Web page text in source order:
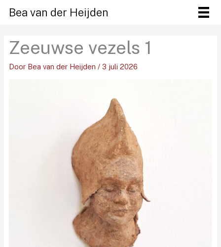
naar
inhoud
Bea van der Heijden
Zeeuwse vezels 1
Door Bea van der Heijden / 3 juli 2026